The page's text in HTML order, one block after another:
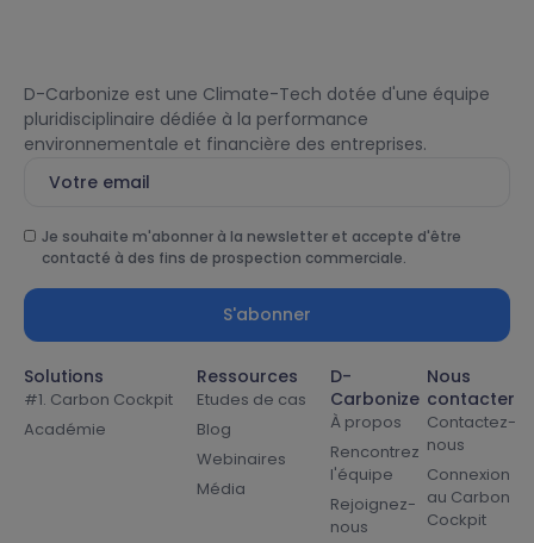
D-Carbonize est une Climate-Tech dotée d'une équipe
pluridisciplinaire dédiée à la performance
environnementale et financière des entreprises.
Je souhaite m'abonner à la newsletter et accepte d'être
contacté à des fins de prospection commerciale.
S'abonner
Solutions
#1. Carbon Cockpit
Académie
D-
Carbonize
À propos
Rencontrez
l'équipe
Rejoignez-
nous
Ressources
Etudes de cas
Blog
Webinaires
Média
Nous
contacter
Contactez-
nous
Connexion
au Carbon
Cockpit